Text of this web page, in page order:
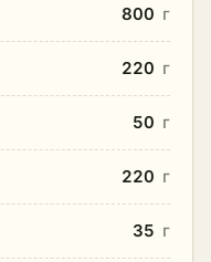
800 г
220 г
50 г
220 г
35 г